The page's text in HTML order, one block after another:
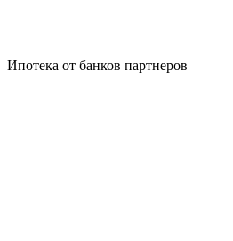
Ипотека от банков партнеров